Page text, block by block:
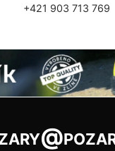
+421 903 713 769